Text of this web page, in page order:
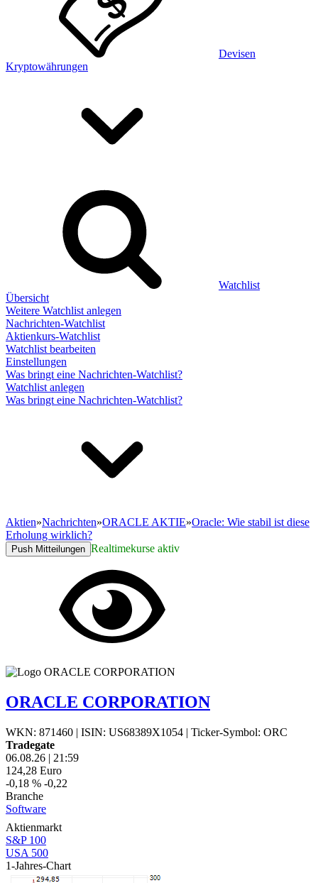
Devisen
Kryptowährungen
Watchlist
Übersicht
Weitere Watchlist anlegen
Nachrichten-Watchlist
Aktienkurs-Watchlist
Watchlist bearbeiten
Einstellungen
Was bringt eine Nachrichten-Watchlist?
Watchlist anlegen
Was bringt eine Nachrichten-Watchlist?
Aktien»Nachrichten»ORACLE AKTIE»Oracle: Wie stabil ist diese
Erholung wirklich?
Push Mitteilungen Realtimekurse aktiv
ORACLE CORPORATION
WKN: 871460 | ISIN: US68389X1054 | Ticker-Symbol: ORC
Tradegate
06.08.26 | 21:59
124,28 Euro
-0,18 % -0,22
Branche
Software
Aktienmarkt
S&P 100
USA 500
1-Jahres-Chart